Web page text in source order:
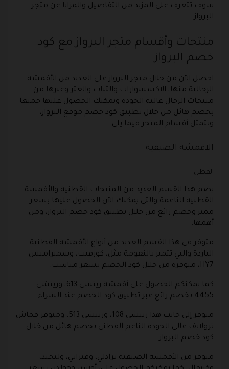
سوف تتعرف على المزيد من التفاصيل والمزايا عن متجر
البرواز.
منتجات وأقسام متجر البرواز مع كود
خصم البرواز
احصل الآن من خلال متجر البرواز على العديد من الأقمشة
الرجالية منها، الاكسسوارات والثياب والغتر وغيرها من
منتجات الرجال عالية الجودة ويمكنك الحصول عليها جميعا
بخصم هائل من خلال تطبيق كود خصم موقع البرواز،
وتتمثل أقسام المتجر فيما يلي.
الاقمشة الصيفية
القطن
يضم هذا القسم العديد من المنتجات القطنية والأقمشة
القطنية الناعمة والتي يمكنك الآن الحصول عليها بسعر
مميز وخصم رائع من خلال تطبيق كود خصم البرواز، ومن
أهمها.
متوفر في هذا القسم العديد من أنواع الأقمشة القطنية
الباردة والتي تتميز بالنعومة مثل، كورفيت، وسميراميس
HY7، متوفرة من خلال كود الخصم بسعر مناسب.
كما يمكنكم الحصول على أقمشة ريتشي 613، وريتشي
4455 بخصم رائع عبر تطبيق كود الخصم عند الشراء.
متوفر إلى جانب هذا ريتشي 108، وريتشي 513، ومتوفر قماش
ترولايف عالي الجودة الناعم القطني بخصم هائل من خلال
كود خصم البرواز.
متوفر من الأقمشة الصيفية برادلي، وفيراتي، وليجند،